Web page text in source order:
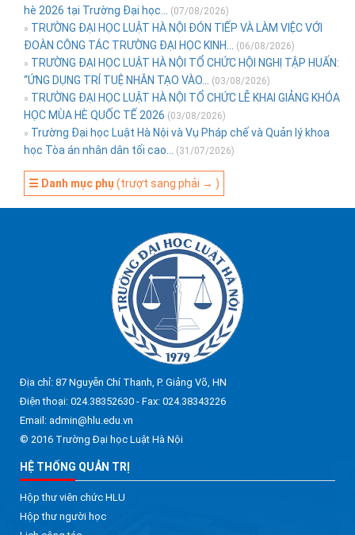
hè 2026 tại Trường Đại học...
(07/08/2026)
» TRƯỜNG ĐẠI HỌC LUẬT HÀ NỘI ĐÓN TIẾP VÀ LÀM VIỆC VỚI
ĐOÀN CÔNG TÁC TRƯỜNG ĐẠI HỌC KINH...
(06/08/2026)
» TRƯỜNG ĐẠI HỌC LUẬT HÀ NỘI TỔ CHỨC HỘI NGHỊ TẬP HUẤN:
“ỨNG DỤNG TRÍ TUỆ NHÂN TẠO VÀO...
(03/08/2026)
» TRƯỜNG ĐẠI HỌC LUẬT HÀ NỘI TỔ CHỨC LỄ KHAI GIẢNG KHÓA
HỌC MÙA HÈ QUỐC TẾ 2026 (03/08/2026)
» Trường Đại học Luật Hà Nội và Vụ Pháp chế và Quản lý khoa
học Tòa án nhân dân tối cao...
(31/07/2026)
☰ Danh mục phụ (trượt sang phải → )
Địa chỉ: 87 Nguyễn Chí Thanh, P. Giảng Võ, HN
Điện thoại: 024.38352630 - Fax: 024.38343226
Email: admin@hlu.edu.vn
© 2016 Trường Đại học Luật Hà Nội
HỆ THỐNG QUẢN TRỊ
Hộp thư viên chức HLU
Hộp thư người học